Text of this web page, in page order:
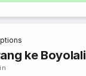
ke Boyolali